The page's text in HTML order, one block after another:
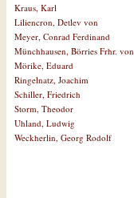
Kraus, Karl
Liliencron, Detlev von
Meyer, Conrad Ferdinand
Münchhausen, Börries Frhr. von
Mörike, Eduard
Ringelnatz, Joachim
Schiller, Friedrich
Storm, Theodor
Uhland, Ludwig
Weckherlin, Georg Rodolf